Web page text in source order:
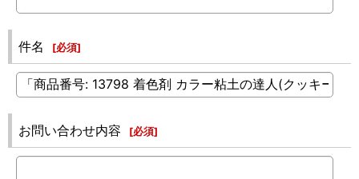
件名 [必須]
お問い合わせ内容 [必須]